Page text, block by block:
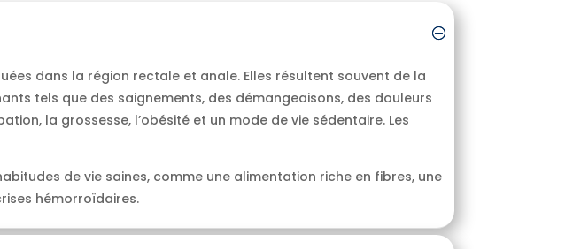
dans la région rectale et anale. Elles résultent souvent de la
tels que des saignements, des démangeaisons, des douleurs
la grossesse, l’obésité et un mode de vie sédentaire. Les
de vie saines, comme une alimentation riche en fibres, une
hémorroïdaires.